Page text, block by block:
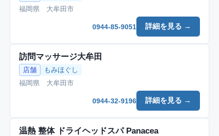
福岡県 大牟田市
詳細を見る →
0944-85-9051
訪問マッサージ大牟田
店舗
もみほぐし
福岡県 大牟田市
詳細を見る →
0944-32-9196
温熱 整体 ドライヘッドスパ Panacea